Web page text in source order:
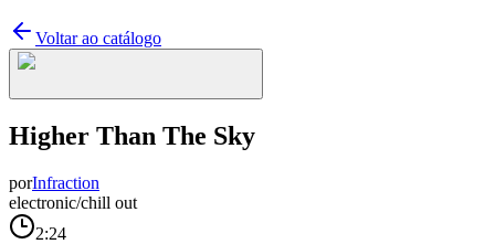
Voltar ao catálogo
Higher Than The Sky
porInfraction
electronic/chill out
2:24